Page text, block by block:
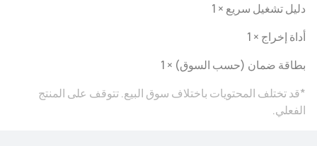
دليل تشغيل سريع × 1
أداة إخراج × 1
بطاقة ضمان (حسب السوق) × 1
*قد تختلف المحتويات باختلاف سوق البيع. تتوقف على المنتج
الفعلي.